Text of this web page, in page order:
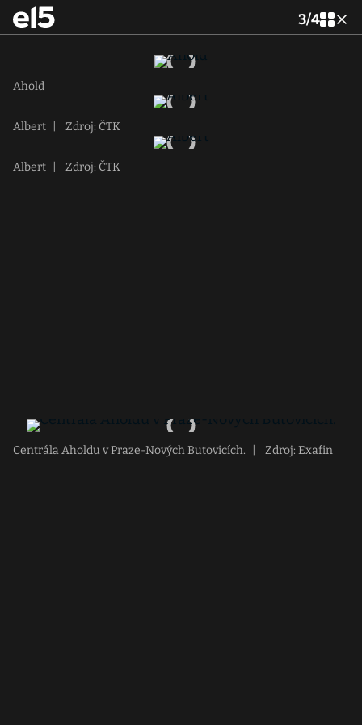
3/4
Ahold
Albert Zdroj: ČTK
Albert Zdroj: ČTK
Centrála Aholdu v Praze-Nových Butovicích. Zdroj: Exafin